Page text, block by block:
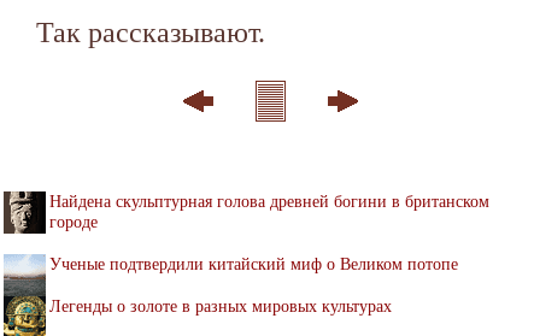
Так рассказывают.
Найдена скульптурная голова древней богини в британском
городе
Ученые подтвердили китайский миф о Великом потопе
Легенды о золоте в разных мировых культурах